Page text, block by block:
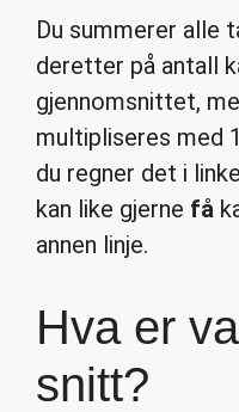
Du summerer alle
deretter på antall
gjennomsnittet,
multipliseres med
du regner det i
kan like gjerne få
annen linje.
Hva er
snitt?